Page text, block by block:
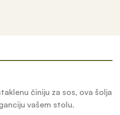
činiju za sos, ova šolja
vašem stolu.